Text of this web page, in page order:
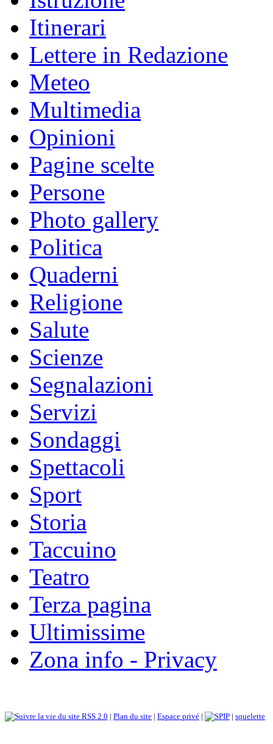
Itinerari
Lettere in Redazione
Meteo
Multimedia
Opinioni
Pagine scelte
Persone
Photo gallery
Politica
Quaderni
Religione
Salute
Scienze
Segnalazioni
Servizi
Sondaggi
Spettacoli
Sport
Storia
Taccuino
Teatro
Terza pagina
Ultimissime
Zona info - Privacy
RSS 2.0 | Plan du site | Espace privé | | squelette